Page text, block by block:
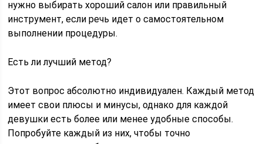
нужно выбирать хороший салон или правильный
инструмент, если речь идет о самостоятельном
выполнении процедуры.
Есть ли лучший метод?
Этот вопрос абсолютно индивидуален. Каждый метод
имеет свои плюсы и минусы, однако для каждой
девушки есть более или менее удобные способы.
Попробуйте каждый из них, чтобы точно